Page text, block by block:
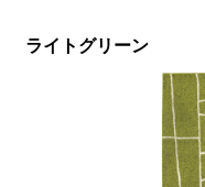
ライトグリーン